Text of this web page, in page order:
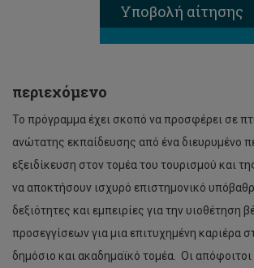
Υποβολή αίτησης
περιεχόμενο
Το πρόγραμμα έχει σκοπό να προσφέρει σε
ανώτατης εκπαίδευσης από ένα διευρυμένο
εξειδίκευση στον τομέα του τουρισμού και
να αποκτήσουν ισχυρό επιστημονικό
δεξιότητες και εμπειρίες για την υιοθέτηση
προσεγγίσεων για μια επιτυχημένη καριέρα
δημόσιο και ακαδημαϊκό τομέα. Οι απόφοιτοι